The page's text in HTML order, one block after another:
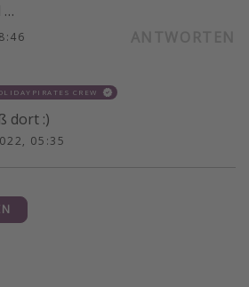
…
CREW
dort :)
05:35